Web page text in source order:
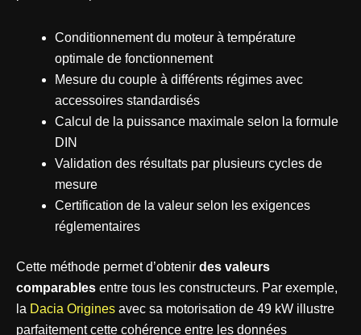
Conditionnement du moteur à température
optimale de fonctionnement
Mesure du couple à différents régimes avec
accessoires standardisés
Calcul de la puissance maximale selon la formule
DIN
Validation des résultats par plusieurs cycles de
mesure
Certification de la valeur selon les exigences
réglementaires
Cette méthode permet d’obtenir des valeurs
comparables entre tous les constructeurs. Par exemple,
la Dacia Origines avec sa motorisation de 49 kW illustre
parfaitement cette cohérence entre les données